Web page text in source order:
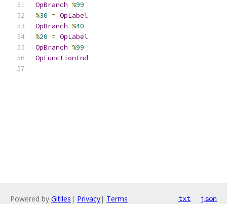
OpBranch %99
%30 = OpLabel
OpBranch %40
%20 = OpLabel
OpBranch %99
OpFunctionEnd
Powered by Gitiles | Privacy| Terms txt json